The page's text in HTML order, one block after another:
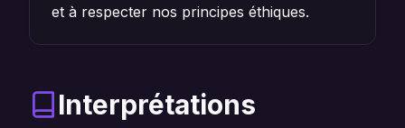
et à respecter nos principes éthiques.
Interprétations